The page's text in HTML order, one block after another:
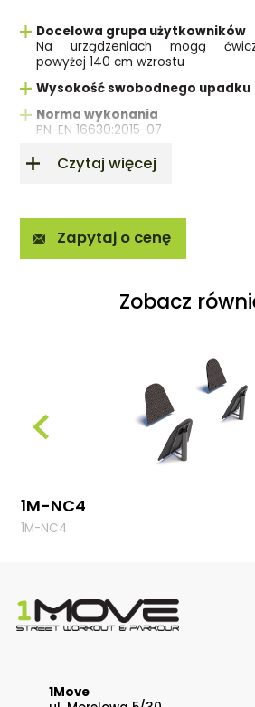
Docelowa grupa użytkowników
Na urządzeniach mogą
powyżej 140 cm wzrostu
Wysokość swobodnego upadku
Norma wykonania
PN-EN 16630:2015-07
Czytaj więcej
Zapytaj o cenę
Zobacz
1M-NC4
1M-NC4
1Move